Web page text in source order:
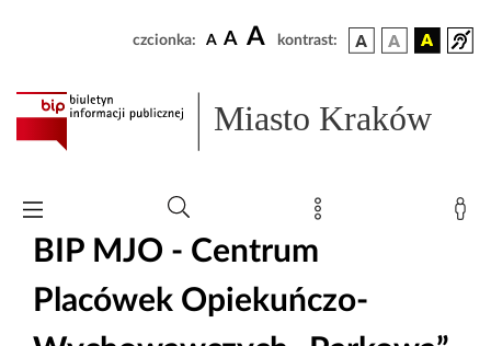
czcionka: A A A kontrast:
Miasto Kraków
BIP MJO - Centrum
Placówek Opiekuńczo-